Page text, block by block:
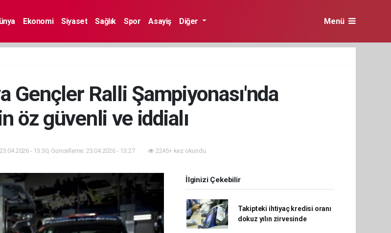
Ekonomi Siyaset Sağlık Spor Asayiş Diğer Menü
Gençler Ralli Şampiyonası'nda
öz güvenli ve iddialı
- 13:30, Güncelleme: 23.04.2026 - 13:27 2245+ kez okundu.
İlginizi Çekebilir
Takipteki ihtiyaç kredisi oranı
dokuz yılın zirvesinde